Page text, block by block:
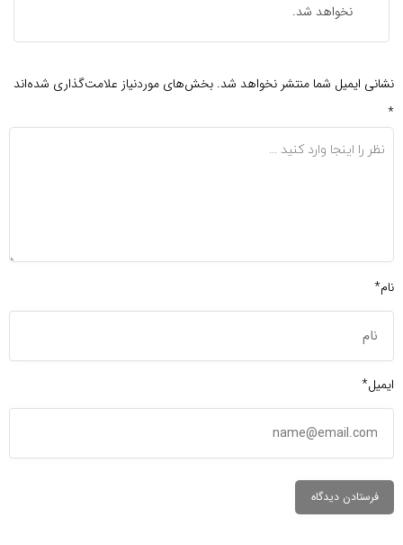
نخواهد شد.
نشانی ایمیل شما منتشر نخواهد شد. بخش‌های موردنیاز علامت‌گذاری شده‌اند
*
نام*
ایمیل*